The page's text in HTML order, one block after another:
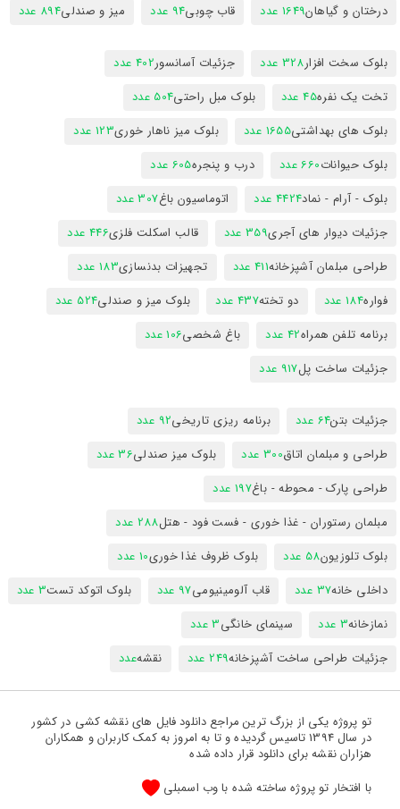
درختان و گیاهان1649 عدد قاب چوبی94 عدد میز و صندلی894 عدد
بلوک سخت افزار328 عدد جزئیات آسانسور402 عدد
تخت یک نفره45 عدد بلوک مبل راحتی504 عدد
بلوک های بهداشتی1655 عدد بلوک میز ناهار خوری123 عدد
بلوک حیوانات660 عدد درب و پنجره605 عدد
بلوک - آرام - نماد4424 عدد اتوماسیون باغ307 عدد
جزئیات دیوار های آجری359 عدد قالب اسکلت فلزی446 عدد
طراحی مبلمان آشپزخانه411 عدد تجهیزات بدنسازی183 عدد
فواره184 عدد دو تخته437 عدد بلوک میز و صندلی524 عدد
برنامه تلفن همراه42 عدد باغ شخصی106 عدد
جزئیات ساخت پل917 عدد
جزئیات بتن64 عدد برنامه ریزی تاریخی92 عدد
طراحی و مبلمان اتاق300 عدد بلوک میز صندلی36 عدد
طراحی پارک - محوطه - باغ197 عدد
مبلمان رستوران - غذا خوری - فست فود - هتل288 عدد
بلوک تلوزیون58 عدد بلوک ظروف غذا خوری10 عدد
داخلی خانه37 عدد قاب آلومینیومی97 عدد بلوک اتوکد تست3 عدد
نمازخانه3 عدد سینمای خانگی3 عدد
جزئیات طراحی ساخت آشپزخانه249 عدد نقشهعدد
تو پروژه یکی از بزرگ ترین مراجع دانلود فایل های نقشه کشی در کشور
در سال 1394 تاسیس گردیده و تا به امروز به کمک کاربران و همکاران
هزاران نقشه برای دانلود قرار داده شده
با افتخار تو پروژه ساخته شده با وب اسمبلی